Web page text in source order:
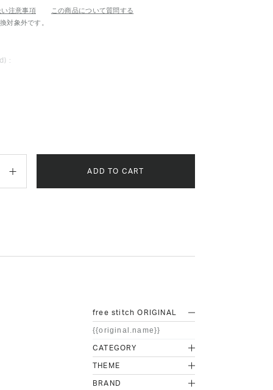
い注意事項
この商品について質問する
対象外です。
:
ADD TO CART
free stitch ORIGINAL
{{original.name}}
CATEGORY
THEME
BRAND